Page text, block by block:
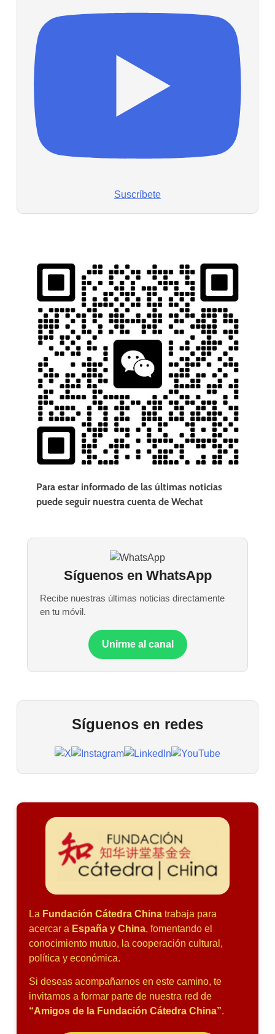
Suscríbete
Para estar informado de las últimas noticias
puede seguir nuestra cuenta de Wechat
Síguenos en WhatsApp
Recibe nuestras últimas noticias directamente
en tu móvil.
Unirme al canal
Síguenos en redes
La Fundación Cátedra China trabaja para
acercar a España y China, fomentando el
conocimiento mutuo, la cooperación cultural,
política y económica.
Si deseas acompañarnos en este camino, te
invitamos a formar parte de nuestra red de
“Amigos de la Fundación Cátedra China”.